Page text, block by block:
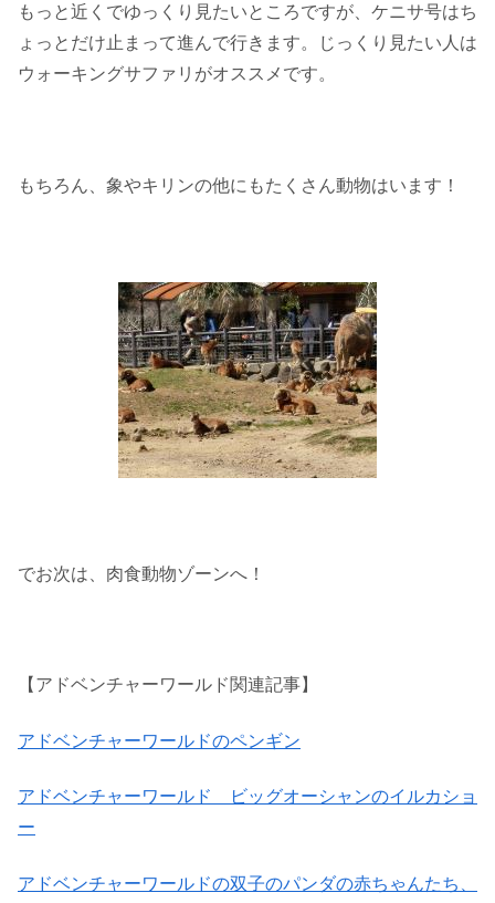
もっと近くでゆっくり見たいところですが、ケニサ号はち
ょっとだけ止まって進んで行きます。じっくり見たい人は
ウォーキングサファリがオススメです。
もちろん、象やキリンの他にもたくさん動物はいます！
でお次は、肉食動物ゾーンへ！
【アドベンチャーワールド関連記事】
アドベンチャーワールドのペンギン
アドベンチャーワールド ビッグオーシャンのイルカショ
ー
アドベンチャーワールドの双子のパンダの赤ちゃんたち、​